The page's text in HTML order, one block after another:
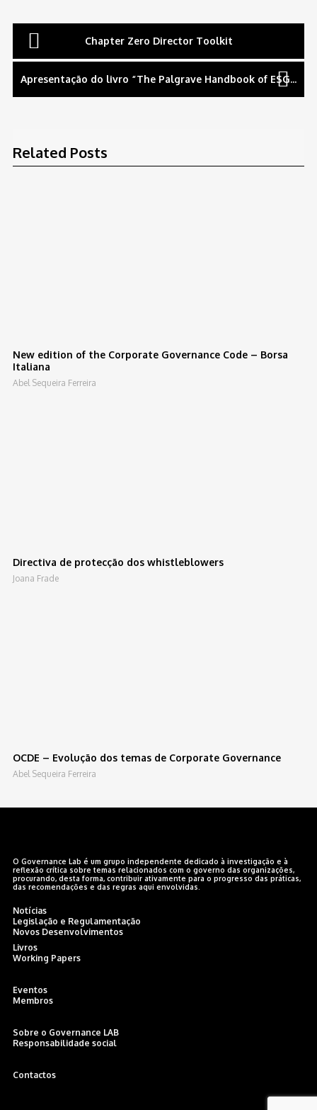
Navegação
de
artigos
Chapter Zero Director Toolkit
Apresentação do livro “The Palgrave Handbook of ESG and Corporate Governance”
Related Posts
New edition of the Corporate Governance Code – Borsa
Italiana
Abel Sequeira Ferreira
Directiva de protecção dos whistleblowers
Joana Frade
OCDE – Evolução dos temas de Corporate Governance
Abel Sequeira Ferreira
O Governance Lab é um grupo independente dedicado à investigação e à
reflexão crítica sobre temas relacionados com o governo das organizações,
procurando, desta forma, contribuir ativamente para o progresso das práticas,
das recomendações e das regras aqui envolvidas.
Notícias
Legislação e Regulamentação
Novos Desenvolvimentos
Livros
Working Papers
Eventos
Membros
Sobre o Governance LAB
Responsabilidade social
Contactos